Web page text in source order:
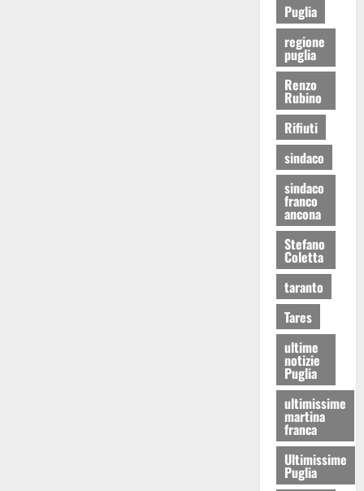
Puglia
regione
puglia
Renzo
Rubino
Rifiuti
sindaco
sindaco
franco
ancona
Stefano
Coletta
taranto
Tares
ultime
notizie
Puglia
ultimissime
martina
franca
Ultimissime
Puglia